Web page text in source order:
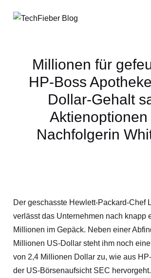
Millionen für
HP-Boss
Dollar-Gehalt
Aktienoptionen
Nachfolgerin
Der geschasste Hewlett-Packard-Chef
verlässt das Unternehmen nach knapp
Millionen im Gepäck. Neben einer
Millionen US-Dollar steht ihm noch
von 2,4 Millionen Dollar zu, wie aus
der US-Börsenaufsicht SEC